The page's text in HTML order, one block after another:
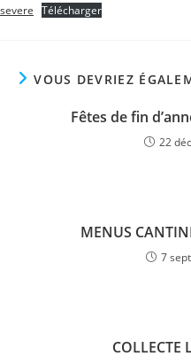
severe Télécharger
VOUS DEVRIEZ
Fêtes de fin
22
MENUS
7
COLLECTE